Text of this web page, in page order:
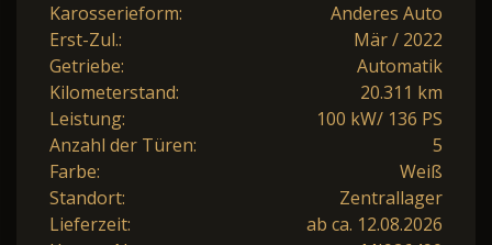
Karosserieform:
Anderes Auto
Erst-Zul.:
Mär / 2022
Getriebe:
Automatik
Kilometerstand:
20.311 km
Leistung:
100 kW/ 136 PS
Anzahl der Türen:
5
Farbe:
Weiß
Standort:
Zentrallager
Lieferzeit:
ab ca. 12.08.2026